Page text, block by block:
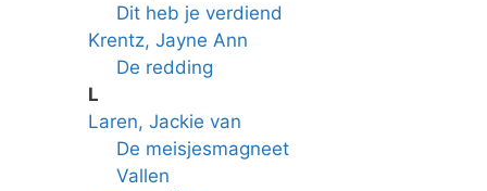
Dit heb je verdiend
Krentz, Jayne Ann
De redding
L
Laren, Jackie van
De meisjesmagneet
Vallen